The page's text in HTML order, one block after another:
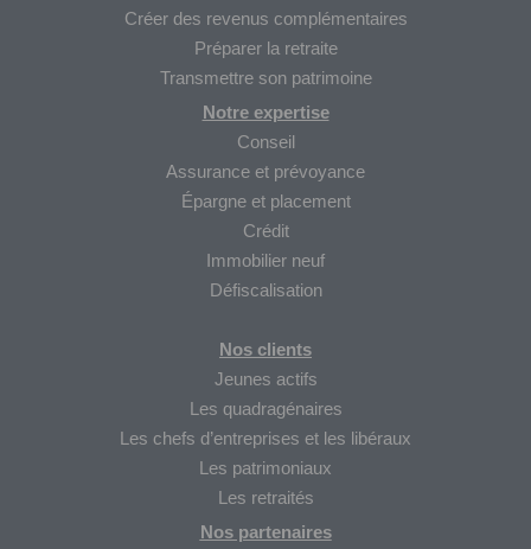
Créer des revenus complémentaires
Préparer la retraite
Transmettre son patrimoine
Notre expertise
Conseil
Assurance et prévoyance
Épargne et placement
Crédit
Immobilier neuf
Défiscalisation
Nos clients
Jeunes actifs
Les quadragénaires
Les chefs d’entreprises et les libéraux
Les patrimoniaux
Les retraités
Nos partenaires